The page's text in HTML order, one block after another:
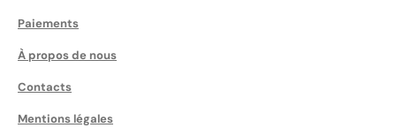
Paiements
À propos de nous
Contacts
Mentions légales